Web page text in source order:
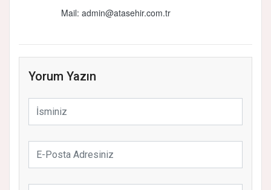
Mail: admin@atasehir.com.tr
Yorum Yazın